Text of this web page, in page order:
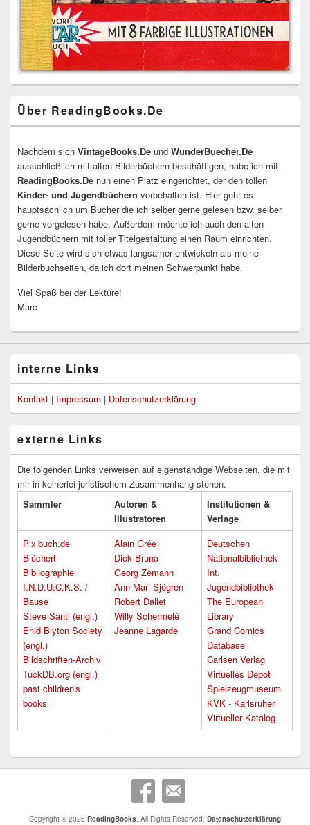
Über ReadingBooks.De
Nachdem sich VintageBooks.De und WunderBuecher.De
ausschließlich mit alten Bilderbüchern beschäftigen, habe ich mit
ReadingBooks.De nun einen Platz eingerichtet, der den tollen
Kinder- und Jugendbüchern vorbehalten ist. Hier geht es
hauptsächlich um Bücher die ich selber gerne gelesen bzw. selber
gerne vorgelesen habe. Außerdem möchte ich auch den alten
Jugendbüchern mit toller Titelgestaltung einen Raum einrichten.
Diese Seite wird sich etwas langsamer entwickeln als meine
Bilderbuchseiten, da ich dort meinen Schwerpunkt habe.
Viel Spaß bei der Lektüre!
Marc
interne Links
Kontakt | Impressum | Datenschutzerklärung
externe Links
Die folgenden Links verweisen auf eigenständige Webseiten, die mit
mir in keinerlei juristischem Zusammenhang stehen.
Sammler
Autoren &
Illustratoren
Institutionen &
Verlage
Pixibuch.de
Blüchert
Bibliographie
I.N.D.U.C.K.S. /
Bause
Steve Santi (engl.)
Enid Blyton Society
(engl.)
Bildschriften-Archiv
TuckDB.org (engl.)
past children's
books
Alain Grée
Dick Bruna
Georg Zemann
Ann Mari Sjögren
Robert Dallet
Willy Schermelé
Jeanne Lagarde
Deutschen
Nationalbibliothek
Int.
Jugendbibliothek
The European
Library
Grand Comics
Database
Carlsen Verlag
Virtuelles Depot
Spielzeugmuseum
KVK - Karlsruher
Virtueller Katalog
Copyright © 2026 ReadingBooks . All Rights Reserved. Datenschutzerklärung